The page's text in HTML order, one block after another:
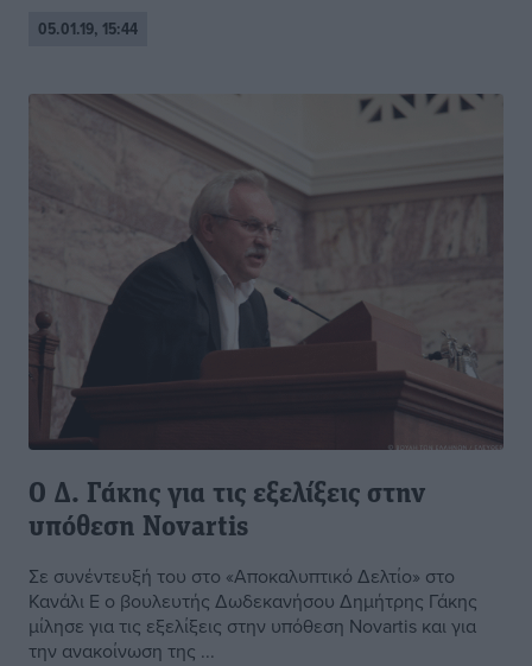
05.01.19, 15:44
Ο Δ. Γάκης για τις εξελίξεις στην
υπόθεση Novartis
Σε συνέντευξή του στο «Αποκαλυπτικό Δελτίο» στο
Κανάλι Ε ο βουλευτής Δωδεκανήσου Δημήτρης Γάκης
μίλησε για τις εξελίξεις στην υπόθεση Novartis και για
την ανακοίνωση της ...